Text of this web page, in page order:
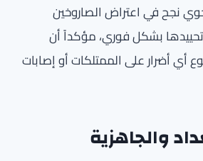
نجح في اعتراض الصاروخين
بشكل فوري، مؤكداً أن
أي أضرار على الممتلكات أو إصابات
والجاهزية